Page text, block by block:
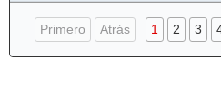
Primero Atrás 1 2 3